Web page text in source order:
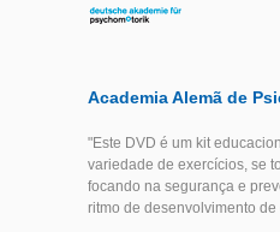
Academia Alemã de
"Este DVD é um kit
variedade de exercícios, se
focando na segurança e
ritmo de desenvolvimento de